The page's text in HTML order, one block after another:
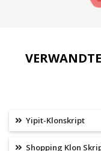
Yipit-Klonskript
Shopping Klon